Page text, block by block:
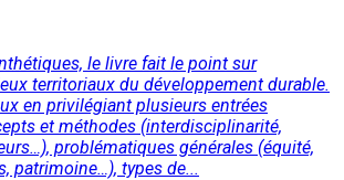
le livre fait le point sur
territoriaux du développement durable.
en privilégiant plusieurs entrées
et méthodes (interdisciplinarité,
problématiques générales (équité,
patrimoine…), types de...